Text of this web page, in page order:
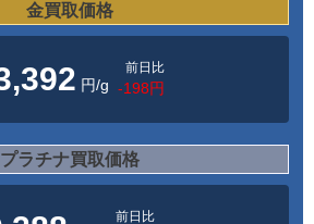
金買取価格
円/g
前日比
-198円
プラチナ買取価格
前日比